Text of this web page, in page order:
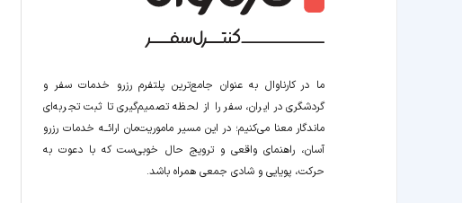
ما در کارناوال به عنوان جامع‌ترین پلتفرم رزرو خدمات سفر و
گردشگری در ایران، سفر را از لحظه‌ تصمیم‌گیری تا ثبت تجربه‌ای
ماندگار معنا می‌کنیم؛ در این مسیر‍ ماموریت‌مان اراﺋــﻪ خدمات رزرو
آسان، راهنمای واقعی و ترویج حال خوبی‌ست که با دعوت به
حرکت، پویایی و شادی جمعی همراه باشد.